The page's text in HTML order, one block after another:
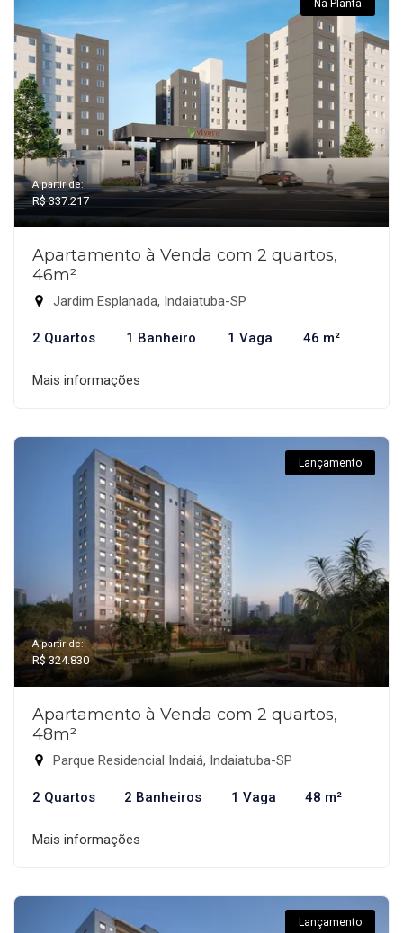
Na Planta
A partir de:
R$ 337.217
Apartamento à Venda com 2 quartos,
46m²
Jardim Esplanada, Indaiatuba-SP
2 Quartos 1 Banheiro 1 Vaga 46 m²
Mais informações
Lançamento
A partir de:
R$ 324.830
Apartamento à Venda com 2 quartos,
48m²
Parque Residencial Indaiá, Indaiatuba-SP
2 Quartos 2 Banheiros 1 Vaga 48 m²
Mais informações
Lançamento